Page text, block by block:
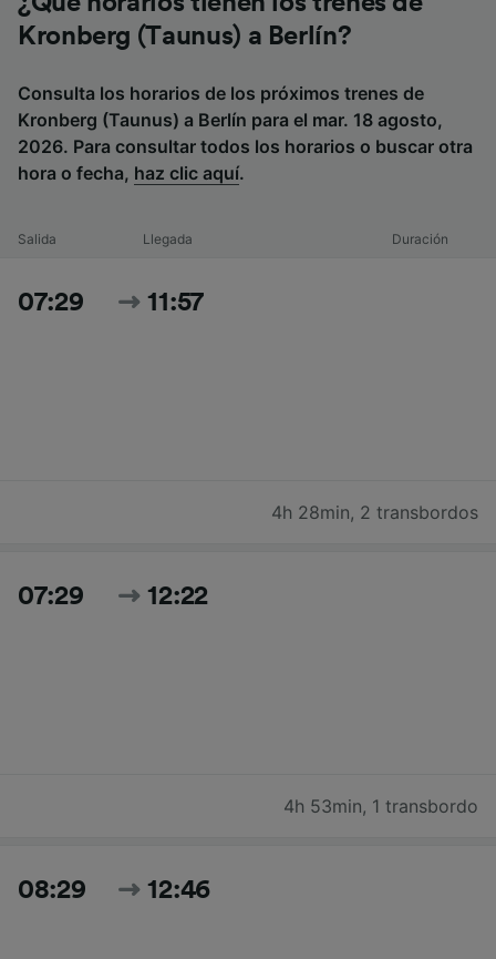
Kronberg (Taunus) a Berlín?
Consulta los horarios de los próximos trenes de
Kronberg (Taunus) a Berlín para el mar. 18 agosto,
2026. Para consultar todos los horarios o buscar otra
hora o fecha, haz clic aquí.
Salida Llegada Duración
07:29 11:57
4h 28min, 2 transbordos
07:29 12:22
4h 53min, 1 transbordo
08:29 12:46